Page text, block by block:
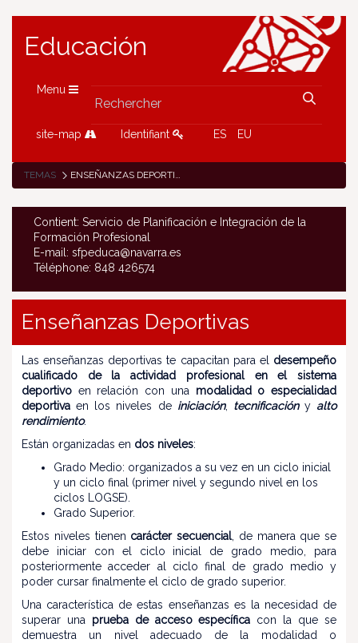
Educación
Menu
site-map Identifiant ES EU
TEMAS ENSEÑANZAS DEPORTIVAS DE RÉGIMEN ESPECIAL
Contient: Servicio de Planificación e Integración de la
Formación Profesional
E-mail: sfpeduca@navarra.es
Téléphone: 848 426574
Enseñanzas Deportivas
Las enseñanzas deportivas te capacitan para el desempeño
cualificado de la actividad profesional en el sistema
deportivo en relación con una modalidad o especialidad
deportiva en los niveles de iniciación, tecnificación y alto
rendimiento.
Están organizadas en dos niveles:
Grado Medio: organizados a su vez en un ciclo inicial
y un ciclo final (primer nivel y segundo nivel en los
ciclos LOGSE).
Grado Superior.
Estos niveles tienen carácter secuencial, de manera que se
debe iniciar con el ciclo inicial de grado medio, para
posteriormente acceder al ciclo final de grado medio y
poder cursar finalmente el ciclo de grado superior.
Una característica de estas enseñanzas es la necesidad de
superar una prueba de acceso específica con la que se
demuestra un nivel adecuado de la modalidad o